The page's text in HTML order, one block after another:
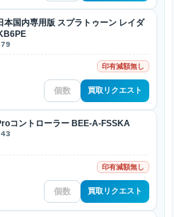
国内専用版 スプラトゥーン レイダ
印有減額無し
買取リクエスト
コントローラー BEE-A-FSSKA
印有減額無し
買取リクエスト